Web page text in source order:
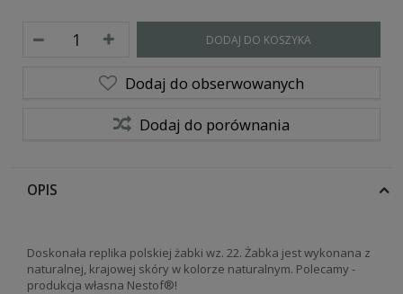
DODAJ DO KOSZYKA
Dodaj do obserwowanych
Dodaj do porównania
OPIS
Doskonała replika polskiej żabki wz. 22. Żabka jest wykonana z
naturalnej, krajowej skóry w kolorze naturalnym. Polecamy -
produkcja własna Nestof®!